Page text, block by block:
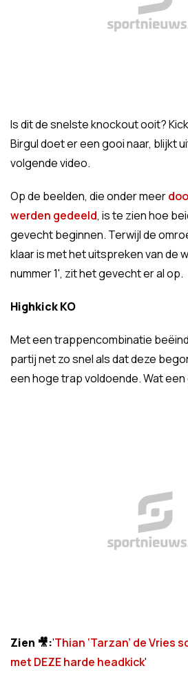
Is dit de snelste knockout ooit?
Birgul doet er een gooi naar, blijkt
volgende video.
Op de beelden, die onder meer
werden gedeeld, is te zien hoe
gevecht beginnen. Terwijl de
klaar is met het uitspreken van de
nummer 1', zit het gevecht er al op.
Highkick KO
Met een trappencombinatie
partij net zo snel als dat deze
een hoge trap voldoende. Wat een
Zien 🎥:'Thian ‘Tarzan’ de Vries
met DEZE harde headkick'